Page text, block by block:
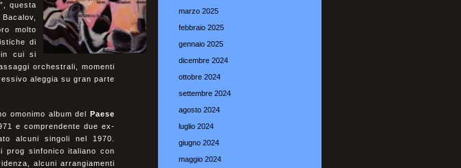
questa
molto
di
in cui si
orchestrali, momenti
aleggia su gran parte
omonimo album del Paese
e comprendente due ex-
alcuni singoli nel 1970.
prog sinfonico italiano con
alcuni arrangiamenti
marzo 2025
febbraio 2025
gennaio 2025
dicembre 2024
ottobre 2024
settembre 2024
agosto 2024
luglio 2024
giugno 2024
maggio 2024